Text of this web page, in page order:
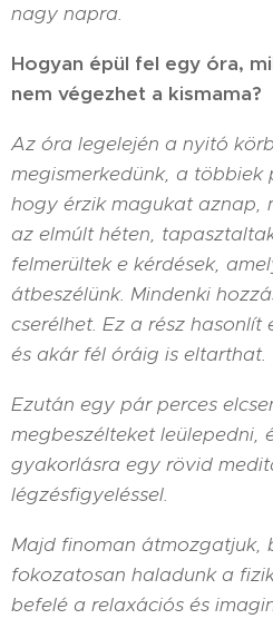
nagy napra.
Hogyan épül fel egy óra,
nem végezhet a kismama?
Az óra legelején a nyitó
megismerkedünk, a többiek
hogy érzik magukat aznap,
az elmúlt héten,
felmerültek e kérdések,
átbeszélünk. Mindenki
cserélhet. Ez a rész
és akár fél óráig is eltarthat.
Ezután egy pár perces
megbeszélteket leülepedni,
gyakorlásra egy rövid
légzésfigyeléssel.
Majd finoman átmozgatjuk,
fokozatosan haladunk a
befelé a relaxációs és